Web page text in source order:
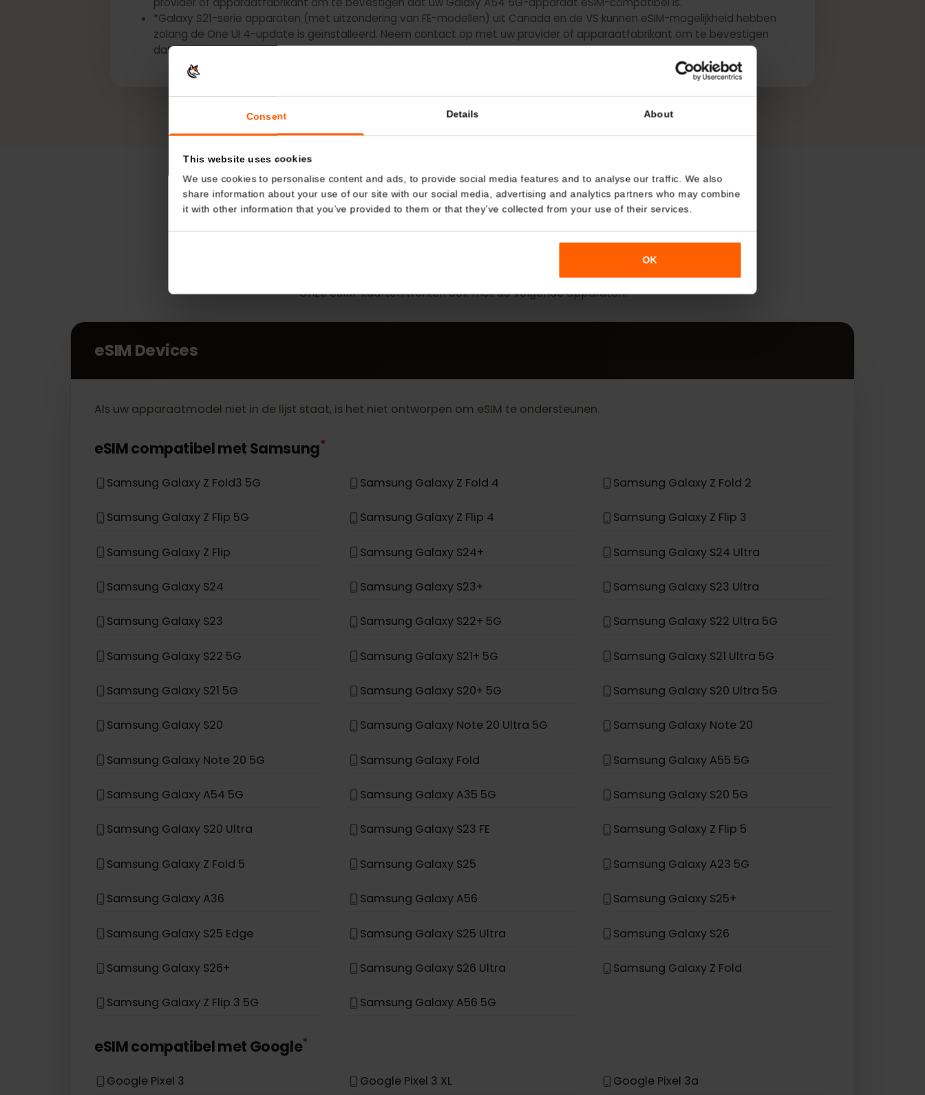
Consent Details About
We use cookies to personalise content and ads, to provide social media features and to analyse our traffic. We also
share information about your use of our site with our social media, advertising and analytics partners who may combine
it with other information that you’ve provided to them or that they’ve collected from your use of their services.
Amerikaanse modellen van de Galaxy S20, S21* en Note 20 Ultra.
*De meeste Samsung Galaxy-apparaten gekocht in Zuid-Korea ondersteunen geen eSIMs, met uitzondering van de
Galaxy S24, S23, Z Fold 5, Z Fold 4, Z Flip 5, Z Flip 4 en A54 5G-varianten.
*eSIM-beschikbaarheid voor Galaxy A54 5G kan variëren afhankelijk van land/regio en provider. Neem contact op met uw
provider of apparaatfabrikant om te bevestigen dat uw Galaxy A54 5G-apparaat eSIM-compatibel is.
zolang de One UI 4-update is geïnstalleerd. Neem contact op met uw provider of apparaatfabrikant om te bevestigen
dat uw Samsung-apparaat eSIM-compatibel is.
MEER
eSIM Devices
Onze eSIM-kaarten werken ook met de volgende apparaten.
eSIM Devices
eSIM compatibel met
Samsung Galaxy Z Fold3 5G Samsung Galaxy Z Fold 4 Samsung Galaxy Z Fold 2
Samsung Galaxy Z Flip 5G Samsung Galaxy Z Flip 4 Samsung Galaxy Z Flip 3
Samsung Galaxy Z Flip Samsung Galaxy S24+ Samsung Galaxy S24 Ultra
Samsung Galaxy S24 Samsung Galaxy S23+ Samsung Galaxy S23 Ultra
Samsung Galaxy S23 Samsung Galaxy S22+ 5G Samsung Galaxy S22 Ultra 5G
Samsung Galaxy S22 5G Samsung Galaxy S21+ 5G Samsung Galaxy S21 Ultra 5G
Samsung Galaxy S21 5G Samsung Galaxy S20+ 5G Samsung Galaxy S20 Ultra 5G
Samsung Galaxy S20 Samsung Galaxy Note 20 Ultra 5G Samsung Galaxy Note 20
Samsung Galaxy Note 20 5G Samsung Galaxy Fold Samsung Galaxy A55 5G
Samsung Galaxy A54 5G Samsung Galaxy A35 5G Samsung Galaxy S20 5G
Samsung Galaxy S20 Ultra Samsung Galaxy S23 FE Samsung Galaxy Z Flip 5
Samsung Galaxy S25 Edge
Samsung Galaxy S26+ Samsung Galaxy S26 Ultra